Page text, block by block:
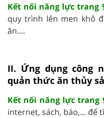
Kết nối năng lực trang
quy trình lên men khô
ăn....
II. Ứng dụng công
quản thức ăn thủy
Kết nối năng lực trang
internet, sách, báo,... để